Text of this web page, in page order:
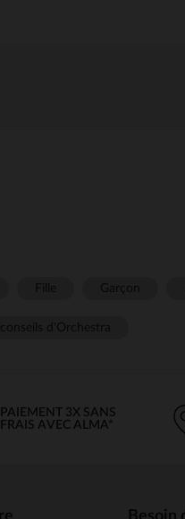
PAIEMENT 3X SANS
FRAIS AVEC ALMA*